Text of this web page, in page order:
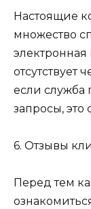
Настоящие
множество
электронная
отсутствует
если служба
запросы,
6. Отзывы
Перед тем